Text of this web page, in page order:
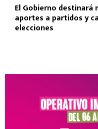
El Gobierno destinará
aportes a partidos y
elecciones